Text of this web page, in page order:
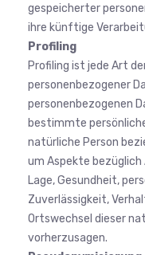
gespeicherter
ihre künftige
Profiling
Profiling ist jede Art
personenbezogener
personenbezogenen
bestimmte
natürliche Person
um Aspekte
Lage, Gesundheit,
Zuverlässigkeit,
Ortswechsel dieser
vorherzusagen.